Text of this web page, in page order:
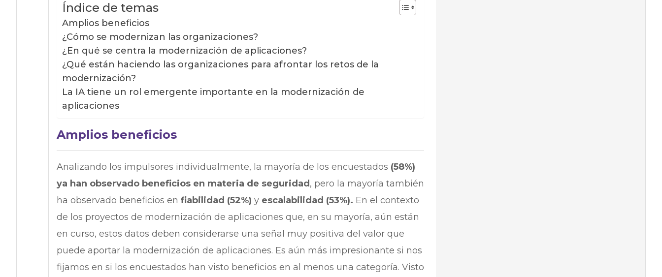
Índice de temas
Amplios beneficios
¿Cómo se modernizan las organizaciones?
¿En qué se centra la modernización de aplicaciones?
¿Qué están haciendo las organizaciones para afrontar los retos de la
modernización?
La IA tiene un rol emergente importante en la modernización de
aplicaciones
Amplios beneficios
Analizando los impulsores individualmente, la mayoría de los encuestados (58%)
ya han observado beneficios en materia de seguridad , pero la mayoría también
ha observado beneficios en fiabilidad (52%) y escalabilidad (53%). En el contexto
de los proyectos de modernización de aplicaciones que, en su mayoría, aún están
en curso, estos datos deben considerarse una señal muy positiva del valor que
puede aportar la modernización de aplicaciones. Es aún más impresionante si nos
fijamos en si los encuestados han visto beneficios en al menos una categoría. Visto